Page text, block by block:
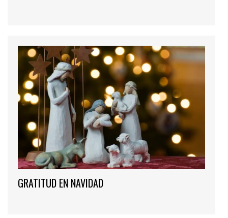
GRATITUD EN NAVIDAD